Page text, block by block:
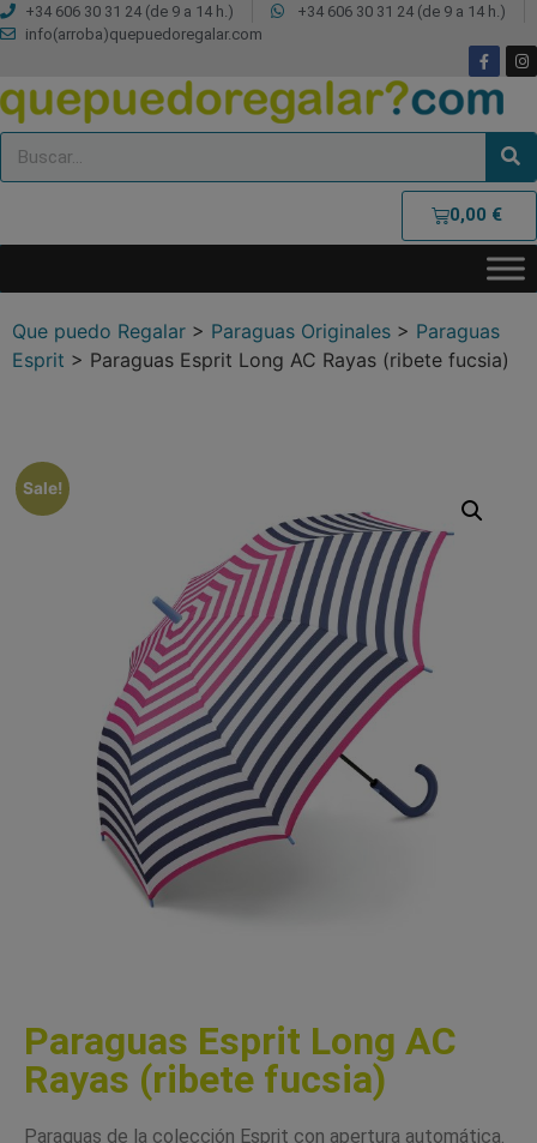
+34 606 30 31 24 (de 9 a 14 h.)
+34 606 30 31 24 (de 9 a 14 h.)
info(arroba)quepuedoregalar.com
0,00 €
Que puedo Regalar > Paraguas Originales > Paraguas
Esprit > Paraguas Esprit Long AC Rayas (ribete fucsia)
Sale!
Paraguas Esprit Long AC
Rayas (ribete fucsia)
Paraguas de la colección Esprit con apertura automática.